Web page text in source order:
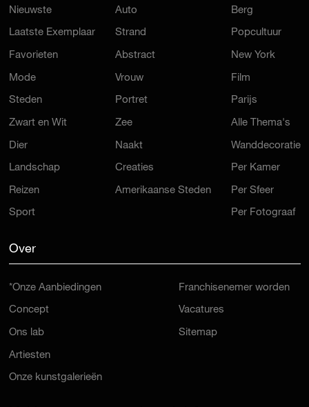
Nieuwste
Laatste Exemplaar
Favorieten
Mode
Steden
Zwart en Wit
Dier
Landschap
Reizen
Sport
Auto
Strand
Abstract
Vrouw
Portret
Zee
Naakt
Creaties
Amerikaanse Steden
Berg
Popcultuur
New York
Film
Parijs
Alle Thema's
Wanddecoratie
Per Kamer
Per Sfeer
Per Fotograaf
Over
*Onze Aanbiedingen
Concept
Ons lab
Artiesten
Onze kunstgalerieën
Franchisenemer worden
Vacatures
Sitemap